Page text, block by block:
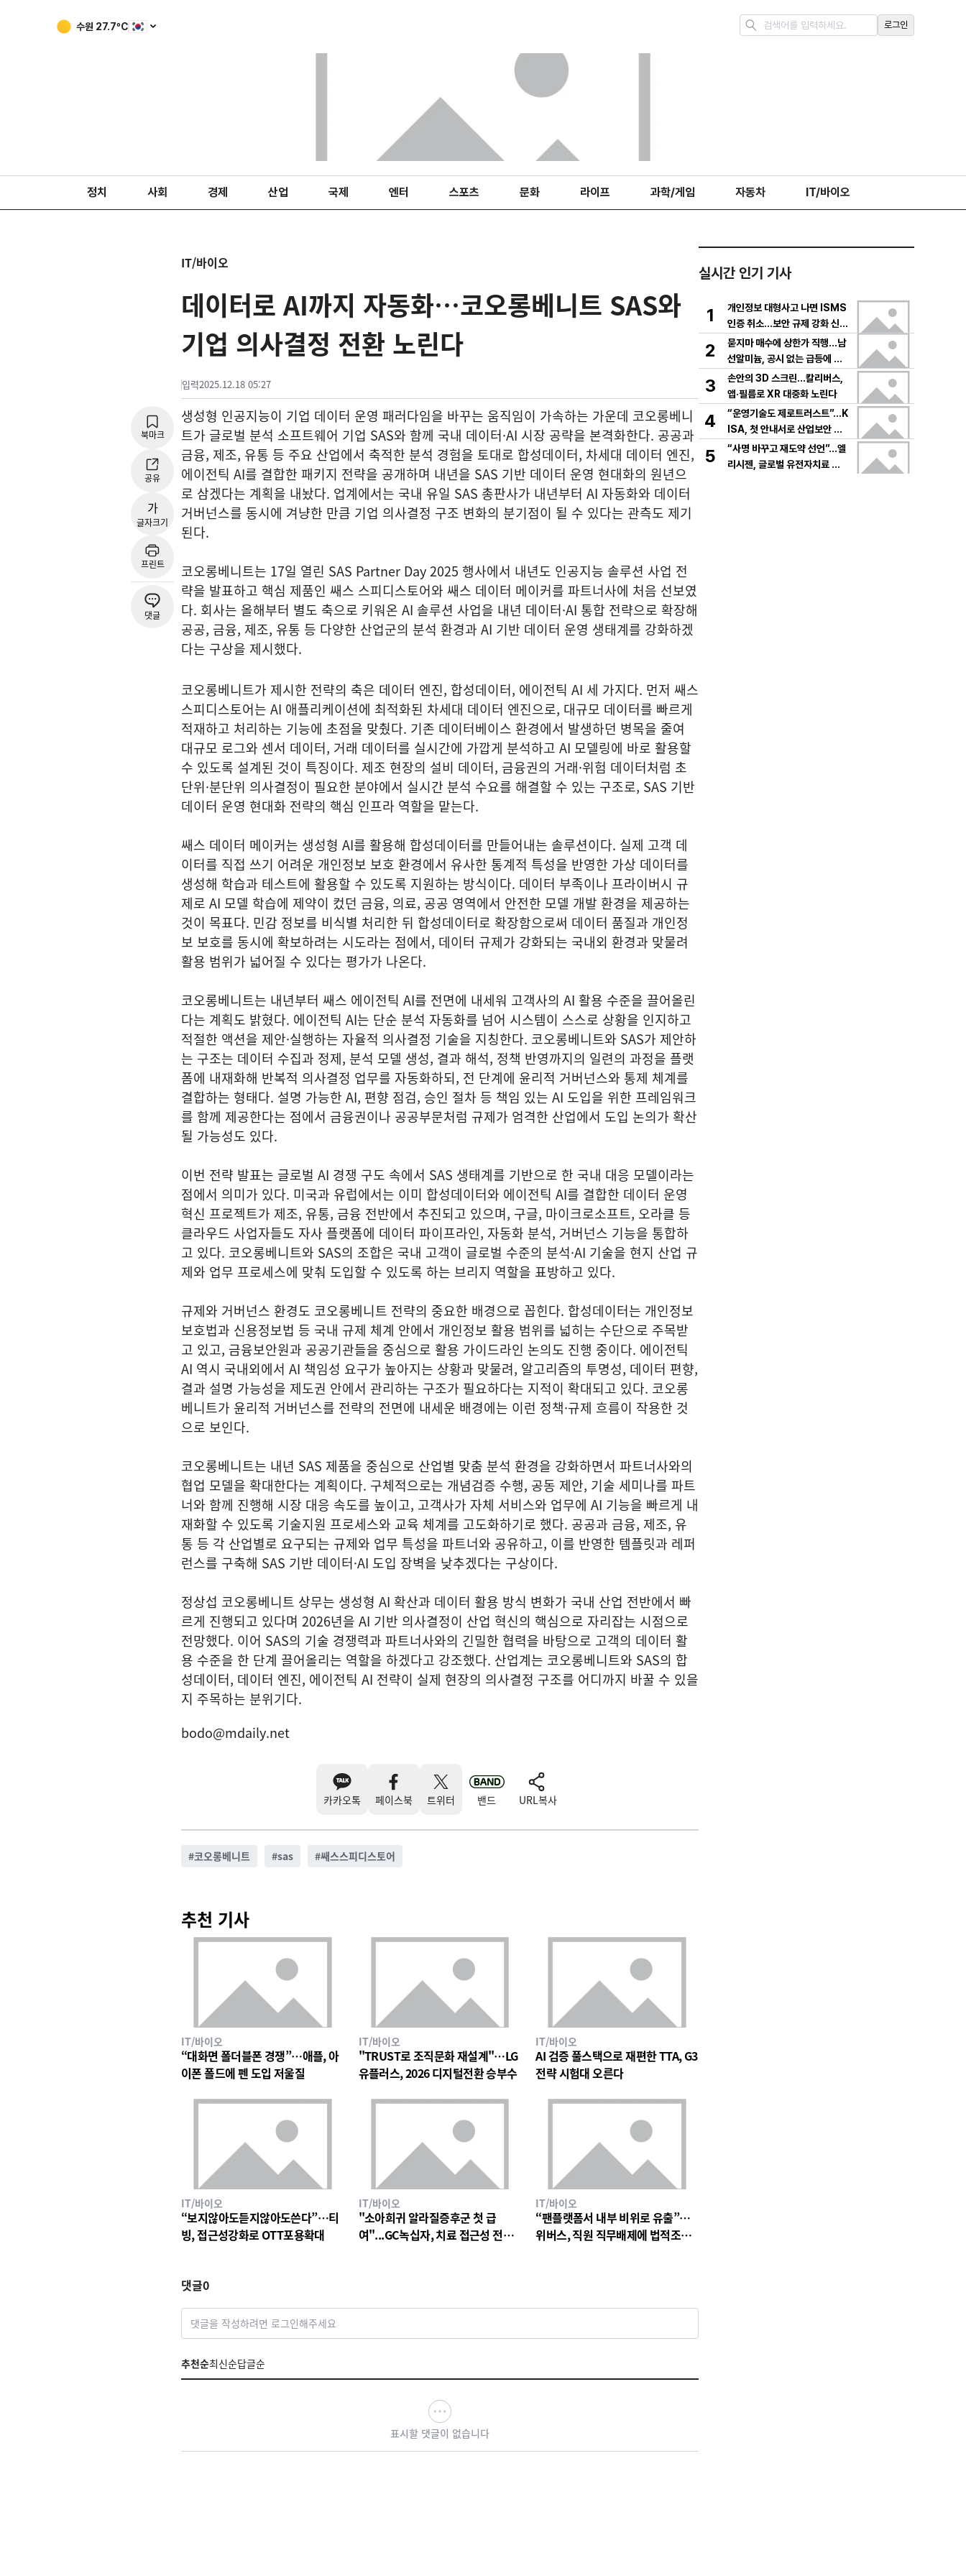
수원 27.7ºC 로그인
정치 사회 경제 산업 국제 엔터 스포츠 문화 라이프 과학/게임 자동차 IT/바이오
IT/바이오
데이터로 AI까지 자동화…코오롱베니트 SAS와
기업 의사결정 전환 노린다
입력2025.12.18 05:27
북마크
공유
가
글자크기
프린트
댓글
생성형 인공지능이 기업 데이터 운영 패러다임을 바꾸는 움직임이 가속하는 가운데 코오롱베니
트가 글로벌 분석 소프트웨어 기업 SAS와 함께 국내 데이터·AI 시장 공략을 본격화한다. 공공과
금융, 제조, 유통 등 주요 산업에서 축적한 분석 경험을 토대로 합성데이터, 차세대 데이터 엔진,
에이전틱 AI를 결합한 패키지 전략을 공개하며 내년을 SAS 기반 데이터 운영 현대화의 원년으
로 삼겠다는 계획을 내놨다. 업계에서는 국내 유일 SAS 총판사가 내년부터 AI 자동화와 데이터
거버넌스를 동시에 겨냥한 만큼 기업 의사결정 구조 변화의 분기점이 될 수 있다는 관측도 제기
된다.
코오롱베니트는 17일 열린 SAS Partner Day 2025 행사에서 내년도 인공지능 솔루션 사업 전
략을 발표하고 핵심 제품인 쌔스 스피디스토어와 쌔스 데이터 메이커를 파트너사에 처음 선보였
다. 회사는 올해부터 별도 축으로 키워온 AI 솔루션 사업을 내년 데이터·AI 통합 전략으로 확장해
공공, 금융, 제조, 유통 등 다양한 산업군의 분석 환경과 AI 기반 데이터 운영 생태계를 강화하겠
다는 구상을 제시했다.
코오롱베니트가 제시한 전략의 축은 데이터 엔진, 합성데이터, 에이전틱 AI 세 가지다. 먼저 쌔스
스피디스토어는 AI 애플리케이션에 최적화된 차세대 데이터 엔진으로, 대규모 데이터를 빠르게
적재하고 처리하는 기능에 초점을 맞췄다. 기존 데이터베이스 환경에서 발생하던 병목을 줄여
대규모 로그와 센서 데이터, 거래 데이터를 실시간에 가깝게 분석하고 AI 모델링에 바로 활용할
수 있도록 설계된 것이 특징이다. 제조 현장의 설비 데이터, 금융권의 거래·위험 데이터처럼 초
단위·분단위 의사결정이 필요한 분야에서 실시간 분석 수요를 해결할 수 있는 구조로, SAS 기반
데이터 운영 현대화 전략의 핵심 인프라 역할을 맡는다.
쌔스 데이터 메이커는 생성형 AI를 활용해 합성데이터를 만들어내는 솔루션이다. 실제 고객 데
이터를 직접 쓰기 어려운 개인정보 보호 환경에서 유사한 통계적 특성을 반영한 가상 데이터를
생성해 학습과 테스트에 활용할 수 있도록 지원하는 방식이다. 데이터 부족이나 프라이버시 규
제로 AI 모델 학습에 제약이 컸던 금융, 의료, 공공 영역에서 안전한 모델 개발 환경을 제공하는
것이 목표다. 민감 정보를 비식별 처리한 뒤 합성데이터로 확장함으로써 데이터 품질과 개인정
보 보호를 동시에 확보하려는 시도라는 점에서, 데이터 규제가 강화되는 국내외 환경과 맞물려
활용 범위가 넓어질 수 있다는 평가가 나온다.
코오롱베니트는 내년부터 쌔스 에이전틱 AI를 전면에 내세워 고객사의 AI 활용 수준을 끌어올린
다는 계획도 밝혔다. 에이전틱 AI는 단순 분석 자동화를 넘어 시스템이 스스로 상황을 인지하고
적절한 액션을 제안·실행하는 자율적 의사결정 기술을 지칭한다. 코오롱베니트와 SAS가 제안하
는 구조는 데이터 수집과 정제, 분석 모델 생성, 결과 해석, 정책 반영까지의 일련의 과정을 플랫
폼에 내재화해 반복적 의사결정 업무를 자동화하되, 전 단계에 윤리적 거버넌스와 통제 체계를
결합하는 형태다. 설명 가능한 AI, 편향 점검, 승인 절차 등 책임 있는 AI 도입을 위한 프레임워크
를 함께 제공한다는 점에서 금융권이나 공공부문처럼 규제가 엄격한 산업에서 도입 논의가 확산
될 가능성도 있다.
이번 전략 발표는 글로벌 AI 경쟁 구도 속에서 SAS 생태계를 기반으로 한 국내 대응 모델이라는
점에서 의미가 있다. 미국과 유럽에서는 이미 합성데이터와 에이전틱 AI를 결합한 데이터 운영
혁신 프로젝트가 제조, 유통, 금융 전반에서 추진되고 있으며, 구글, 마이크로소프트, 오라클 등
클라우드 사업자들도 자사 플랫폼에 데이터 파이프라인, 자동화 분석, 거버넌스 기능을 통합하
고 있다. 코오롱베니트와 SAS의 조합은 국내 고객이 글로벌 수준의 분석·AI 기술을 현지 산업 규
제와 업무 프로세스에 맞춰 도입할 수 있도록 하는 브리지 역할을 표방하고 있다.
규제와 거버넌스 환경도 코오롱베니트 전략의 중요한 배경으로 꼽힌다. 합성데이터는 개인정보
보호법과 신용정보법 등 국내 규제 체계 안에서 개인정보 활용 범위를 넓히는 수단으로 주목받
고 있고, 금융보안원과 공공기관들을 중심으로 활용 가이드라인 논의도 진행 중이다. 에이전틱
AI 역시 국내외에서 AI 책임성 요구가 높아지는 상황과 맞물려, 알고리즘의 투명성, 데이터 편향,
결과 설명 가능성을 제도권 안에서 관리하는 구조가 필요하다는 지적이 확대되고 있다. 코오롱
베니트가 윤리적 거버넌스를 전략의 전면에 내세운 배경에는 이런 정책·규제 흐름이 작용한 것
으로 보인다.
코오롱베니트는 내년 SAS 제품을 중심으로 산업별 맞춤 분석 환경을 강화하면서 파트너사와의
협업 모델을 확대한다는 계획이다. 구체적으로는 개념검증 수행, 공동 제안, 기술 세미나를 파트
너와 함께 진행해 시장 대응 속도를 높이고, 고객사가 자체 서비스와 업무에 AI 기능을 빠르게 내
재화할 수 있도록 기술지원 프로세스와 교육 체계를 고도화하기로 했다. 공공과 금융, 제조, 유
통 등 각 산업별로 요구되는 규제와 업무 특성을 파트너와 공유하고, 이를 반영한 템플릿과 레퍼
런스를 구축해 SAS 기반 데이터·AI 도입 장벽을 낮추겠다는 구상이다.
정상섭 코오롱베니트 상무는 생성형 AI 확산과 데이터 활용 방식 변화가 국내 산업 전반에서 빠
르게 진행되고 있다며 2026년을 AI 기반 의사결정이 산업 혁신의 핵심으로 자리잡는 시점으로
전망했다. 이어 SAS의 기술 경쟁력과 파트너사와의 긴밀한 협력을 바탕으로 고객의 데이터 활
용 수준을 한 단계 끌어올리는 역할을 하겠다고 강조했다. 산업계는 코오롱베니트와 SAS의 합
성데이터, 데이터 엔진, 에이전틱 AI 전략이 실제 현장의 의사결정 구조를 어디까지 바꿀 수 있을
지 주목하는 분위기다.
bodo@mdaily.net
카카오톡 페이스북 트위터 밴드 URL복사
#코오롱베니트 #sas #쌔스스피디스토어
추천 기사
IT/바이오
“대화면 폴더블폰 경쟁”…애플, 아
이폰 폴드에 펜 도입 저울질
IT/바이오
"TRUST로 조직문화 재설계"…LG
유플러스, 2026 디지털전환 승부수
IT/바이오
AI 검증 풀스택으로 재편한 TTA, G3
전략 시험대 오른다
IT/바이오
“보지않아도듣지않아도쓴다”…티
빙, 접근성강화로 OTT포용확대
IT/바이오
"소아희귀 알라질증후군 첫 급
여"...GC녹십자, 치료 접근성 전환
IT/바이오
“팬플랫폼서 내부 비위로 유출”…
위버스, 직원 직무배제에 법적조치
댓글0
댓글을 작성하려면 로그인해주세요
추천순최신순답글순
표시할 댓글이 없습니다
실시간 인기 기사
1
개인정보 대형사고 나면 ISMS
인증 취소…보안 규제 강화 신호
탄
2
묻지마 매수에 상한가 직행…남
선알미늄, 공시 없는 급등에 변
동성 경고음
3
손안의 3D 스크린…칼리버스,
앱·필름로 XR 대중화 노린다
4
“운영기술도 제로트러스트”…K
ISA, 첫 안내서로 산업보안 재
편
5
“사명 바꾸고 재도약 선언”…엘
리시젠, 글로벌 유전자치료 공